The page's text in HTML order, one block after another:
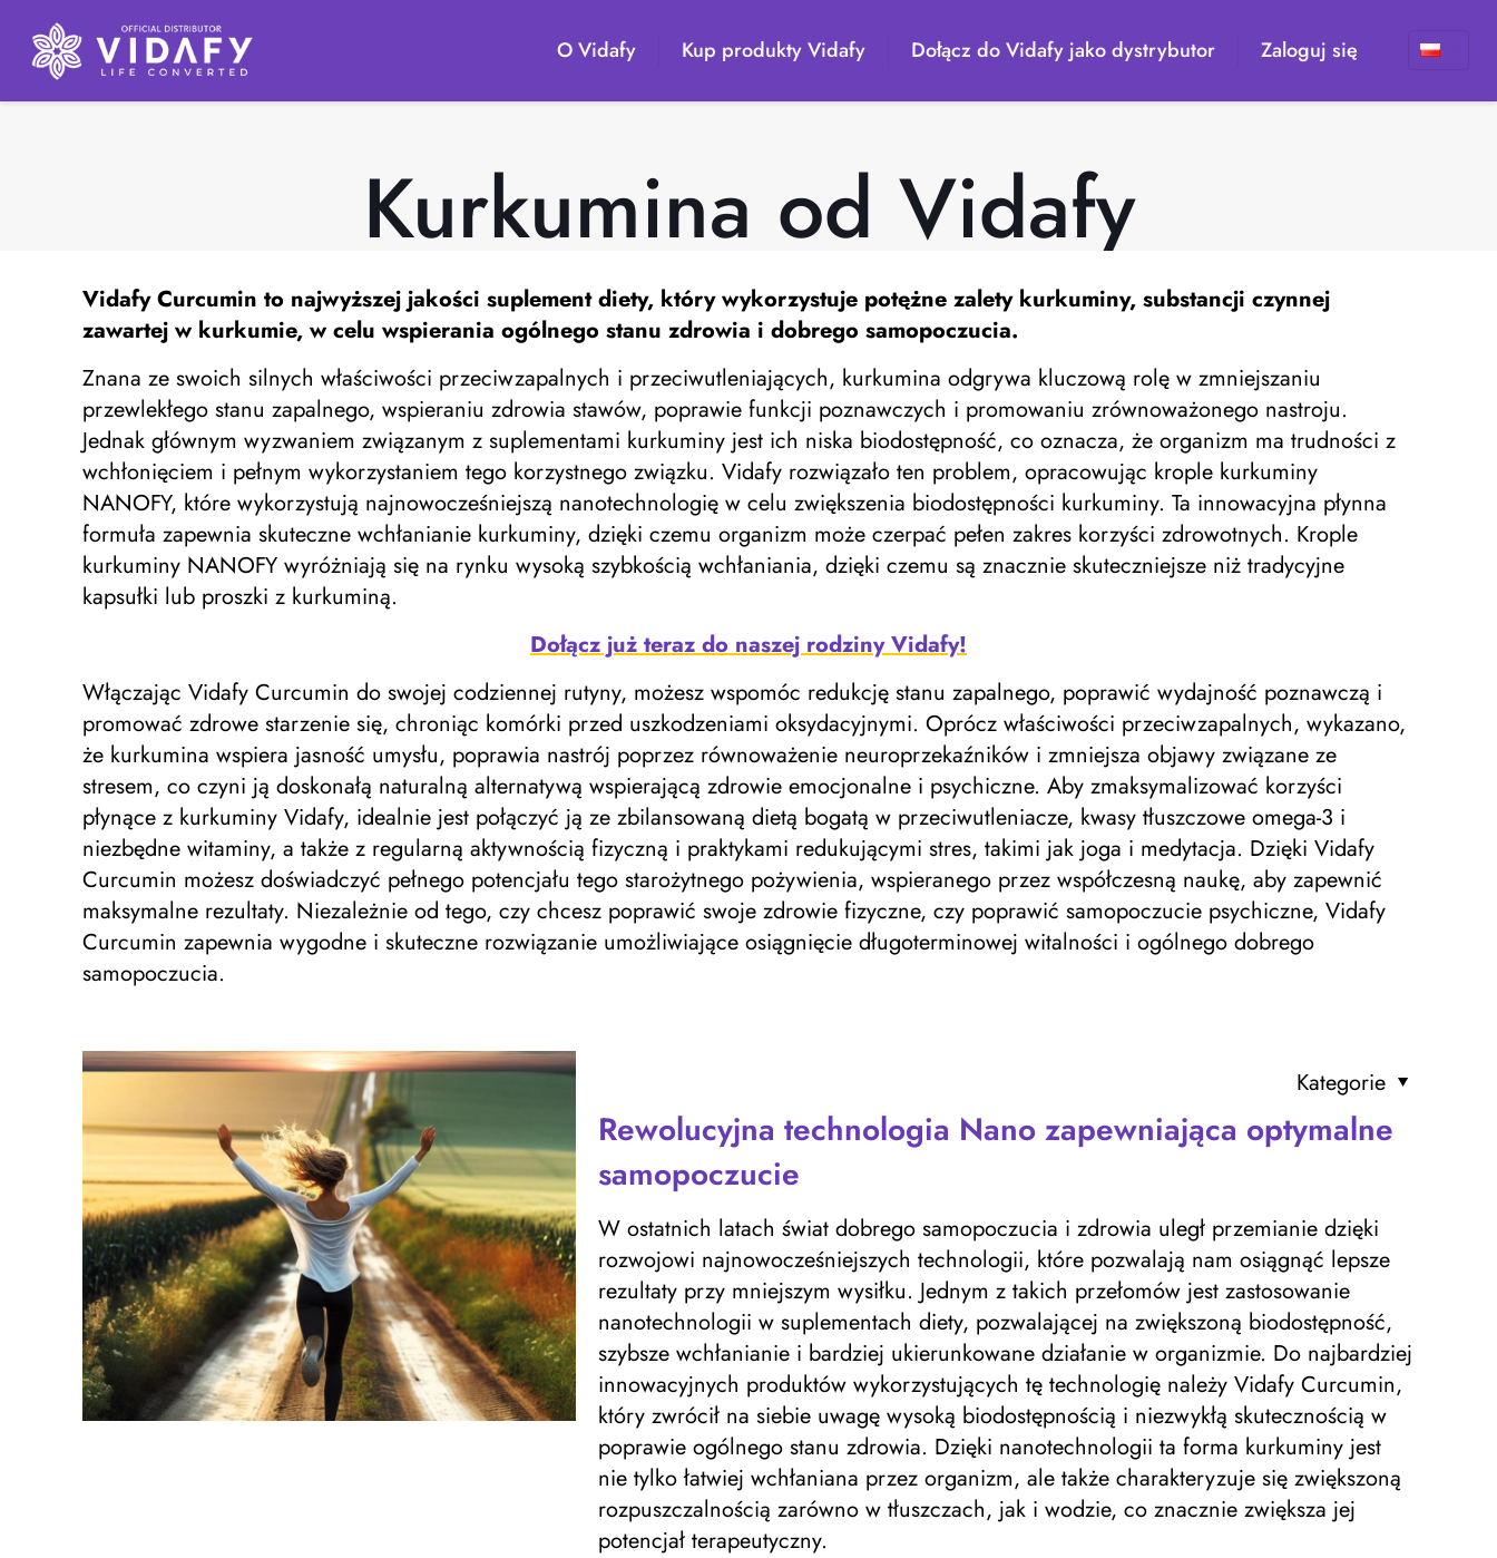
O Vidafy Kup produkty Vidafy Dołącz do Vidafy jako dystrybutor Zaloguj się
Kurkumina od Vidafy
Vidafy Curcumin to najwyższej jakości suplement diety, który wykorzystuje potężne zalety kurkuminy, substancji czynnej
zawartej w kurkumie, w celu wspierania ogólnego stanu zdrowia i dobrego samopoczucia.
Znana ze swoich silnych właściwości przeciwzapalnych i przeciwutleniających, kurkumina odgrywa kluczową rolę w zmniejszaniu
przewlekłego stanu zapalnego, wspieraniu zdrowia stawów, poprawie funkcji poznawczych i promowaniu zrównoważonego nastroju.
Jednak głównym wyzwaniem związanym z suplementami kurkuminy jest ich niska biodostępność, co oznacza, że ​​organizm ma trudności z
wchłonięciem i pełnym wykorzystaniem tego korzystnego związku. Vidafy rozwiązało ten problem, opracowując krople kurkuminy
NANOFY, które wykorzystują najnowocześniejszą nanotechnologię w celu zwiększenia biodostępności kurkuminy. Ta innowacyjna płynna
formuła zapewnia skuteczne wchłanianie kurkuminy, dzięki czemu organizm może czerpać pełen zakres korzyści zdrowotnych. Krople
kurkuminy NANOFY wyróżniają się na rynku wysoką szybkością wchłaniania, dzięki czemu są znacznie skuteczniejsze niż tradycyjne
kapsułki lub proszki z kurkuminą.
Dołącz już teraz do naszej rodziny Vidafy!
Włączając Vidafy Curcumin do swojej codziennej rutyny, możesz wspomóc redukcję stanu zapalnego, poprawić wydajność poznawczą i
promować zdrowe starzenie się, chroniąc komórki przed uszkodzeniami oksydacyjnymi. Oprócz właściwości przeciwzapalnych, wykazano,
że kurkumina wspiera jasność umysłu, poprawia nastrój poprzez równoważenie neuroprzekaźników i zmniejsza objawy związane ze
stresem, co czyni ją doskonałą naturalną alternatywą wspierającą zdrowie emocjonalne i psychiczne. Aby zmaksymalizować korzyści
płynące z kurkuminy Vidafy, idealnie jest połączyć ją ze zbilansowaną dietą bogatą w przeciwutleniacze, kwasy tłuszczowe omega-3 i
niezbędne witaminy, a także z regularną aktywnością fizyczną i praktykami redukującymi stres, takimi jak joga i medytacja. Dzięki Vidafy
Curcumin możesz doświadczyć pełnego potencjału tego starożytnego pożywienia, wspieranego przez współczesną naukę, aby zapewnić
maksymalne rezultaty. Niezależnie od tego, czy chcesz poprawić swoje zdrowie fizyczne, czy poprawić samopoczucie psychiczne, Vidafy
Curcumin zapewnia wygodne i skuteczne rozwiązanie umożliwiające osiągnięcie długoterminowej witalności i ogólnego dobrego
samopoczucia.
Kategorie
Rewolucyjna technologia Nano zapewniająca optymalne
samopoczucie
W ostatnich latach świat dobrego samopoczucia i zdrowia uległ przemianie dzięki
rozwojowi najnowocześniejszych technologii, które pozwalają nam osiągnąć lepsze
rezultaty przy mniejszym wysiłku. Jednym z takich przełomów jest zastosowanie
nanotechnologii w suplementach diety, pozwalającej na zwiększoną biodostępność,
szybsze wchłanianie i bardziej ukierunkowane działanie w organizmie. Do najbardziej
innowacyjnych produktów wykorzystujących tę technologię należy Vidafy Curcumin,
który zwrócił na siebie uwagę wysoką biodostępnością i niezwykłą skutecznością w
poprawie ogólnego stanu zdrowia. Dzięki nanotechnologii ta forma kurkuminy jest
nie tylko łatwiej wchłaniana przez organizm, ale także charakteryzuje się zwiększoną
rozpuszczalnością zarówno w tłuszczach, jak i wodzie, co znacznie zwiększa jej
potencjał terapeutyczny.